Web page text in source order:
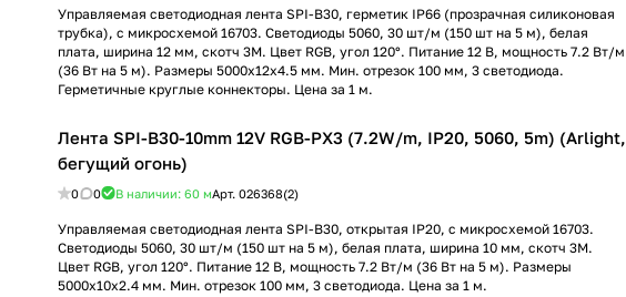
Управляемая светодиодная лента SPI-B30, герметик IP66 (прозрачная силиконовая
трубка), с микросхемой 16703. Светодиоды 5060, 30 шт/м (150 шт на 5 м), белая
плата, ширина 12 мм, скотч 3M. Цвет RGB, угол 120°. Питание 12 В, мощность 7.2 Вт/м
(36 Вт на 5 м). Размеры 5000x12x4.5 мм. Мин. отрезок 100 мм, 3 светодиода.
Герметичные круглые коннекторы. Цена за 1 м.
Лента SPI-B30-10mm 12V RGB-PX3 (7.2W/m, IP20, 5060, 5m) (Arlight,
бегущий огонь)
0 0 В наличии: 60 мАрт. 026368(2)
Управляемая светодиодная лента SPI-B30, открытая IP20, с микросхемой 16703.
Светодиоды 5060, 30 шт/м (150 шт на 5 м), белая плата, ширина 10 мм, скотч 3M.
Цвет RGB, угол 120°. Питание 12 В, мощность 7.2 Вт/м (36 Вт на 5 м). Размеры
5000x10x2.4 мм. Мин. отрезок 100 мм, 3 светодиода. Цена за 1 м.